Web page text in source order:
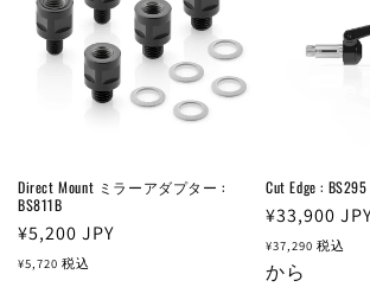
Direct Mount ミラーアダプター :
BS811B
通
常
¥5,200 JPY
¥5,720 税込
Cut Edge :
通
常
価
¥33,900
¥37,290 税込
から